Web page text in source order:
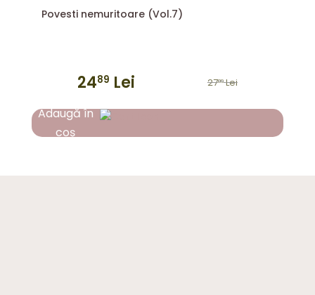
Povesti nemuritoare (Vol.7)
2789 Lei
fost:
2489 Lei
2489 lei.
Adaugă în
coș